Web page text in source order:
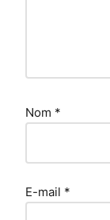
Nom *
E-mail *